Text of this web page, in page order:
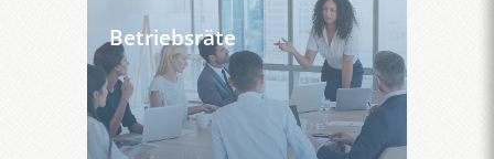
Betriebsräte